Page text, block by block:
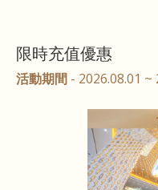
限時充值優惠
活動期間 - 2026.08.01 ~